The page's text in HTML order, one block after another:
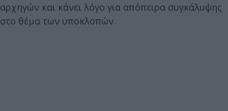
αρχηγών και κάνει λόγο για απόπειρα συγκάλυψης
στο θέμα των υποκλοπών.